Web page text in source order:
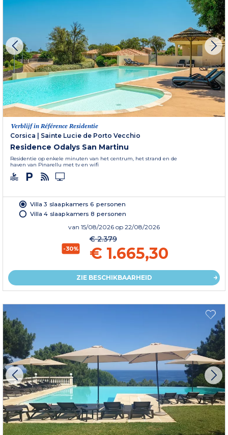
Verblijf in Référence Residentie
Corsica
Sainte Lucie de Porto Vecchio
Residence Odalys San Martinu
Residentie op enkele minuten van het centrum, het strand en de
haven van Pinarellu met tv en wifi
Villa 3 slaapkamers 6 personen
Villa 4 slaapkamers 8 personen
van 15/08/2026 op 22/08/2026
-30%
€ 2.379
€ 1.665,30
ZIE BESCHIKBAARHEID